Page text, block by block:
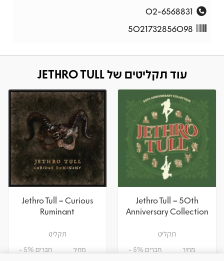
02-6568831
5021732856098
עוד תקליטים של JETHRO TULL
Jethro Tull – 50th
Anniversary Collection
תקליט
מחיר חברים 5% -
Jethro Tull – Curious
Ruminant
תקליט
מחיר חברים 5% -